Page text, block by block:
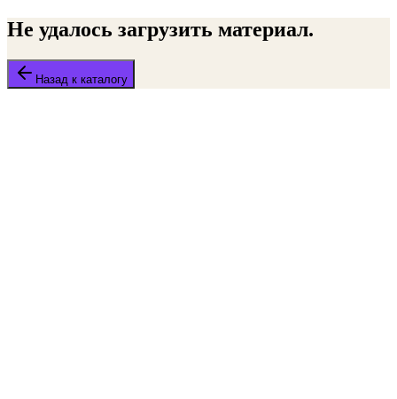
Не удалось загрузить материал.
Назад к каталогу